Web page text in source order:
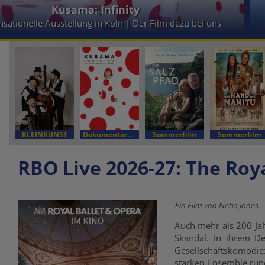
Kusama: Infinity
Ausstellung in Köln | Der Film dazu bei uns
KLEINKUNST Dokumentarfilm Sommerfilm Sommerfilm
RBO Live 2026-27: The
Ein Film von Netia Jones
Auch mehr als 200
Skandal. In ihrem
starken Ensemble